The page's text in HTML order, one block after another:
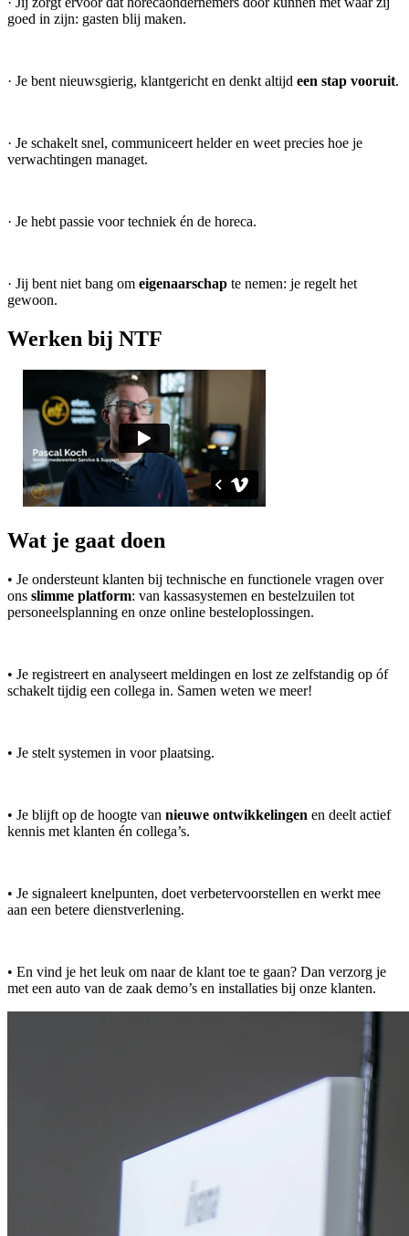
goed in zijn: gasten blij maken.
· Je bent nieuwsgierig, klantgericht en denkt altijd een stap vooruit.
· Je schakelt snel, communiceert helder en weet precies hoe je
verwachtingen managet.
· Je hebt passie voor techniek én de horeca.
· Jij bent niet bang om eigenaarschap te nemen: je regelt het
gewoon.
Werken bij NTF
Wat je gaat doen
• Je ondersteunt klanten bij technische en functionele vragen over
ons slimme platform: van kassasystemen en bestelzuilen tot
personeelsplanning en onze online besteloplossingen.
• Je registreert en analyseert meldingen en lost ze zelfstandig op óf
schakelt tijdig een collega in. Samen weten we meer!
• Je stelt systemen in voor plaatsing.
• Je blijft op de hoogte van nieuwe ontwikkelingen en deelt actief
kennis met klanten én collega’s.
• Je signaleert knelpunten, doet verbetervoorstellen en werkt mee
aan een betere dienstverlening.
• En vind je het leuk om naar de klant toe te gaan? Dan verzorg je
met een auto van de zaak demo’s en installaties bij onze klanten.